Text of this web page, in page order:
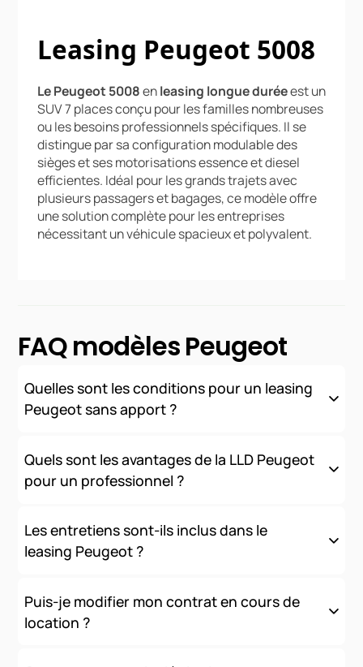
Leasing Peugeot 5008
Le Peugeot 5008enleasing longue duréeest un
SUV 7 places conçu pour les familles nombreuses
ou les besoins professionnels spécifiques. Il se
distingue par sa configuration modulable des
sièges et ses motorisations essence et diesel
efficientes. Idéal pour les grands trajets avec
plusieurs passagers et bagages, ce modèle offre
une solution complète pour les entreprises
nécessitant un véhicule spacieux et polyvalent.
FAQ modèles Peugeot
Quelles sont les conditions pour un leasing
Peugeot sans apport ?
initial, sous réserve d'acceptation de votre dossier. Les
conditions varient selon votre profil (professionnel ou
particulier) et le modèle choisi.
Quels sont les avantages de la LLD Peugeot
pour un professionnel ?
loyers déductibles, préservation de la trésorerie, pas
parc automobile.
Les entretiens sont-ils inclus dans le
leasing Peugeot ?
l'entretien, l'assistance et les services connectés. Les
modalités exactes dépendent de la formule choisie.
Puis-je modifier mon contrat en cours de
location ?